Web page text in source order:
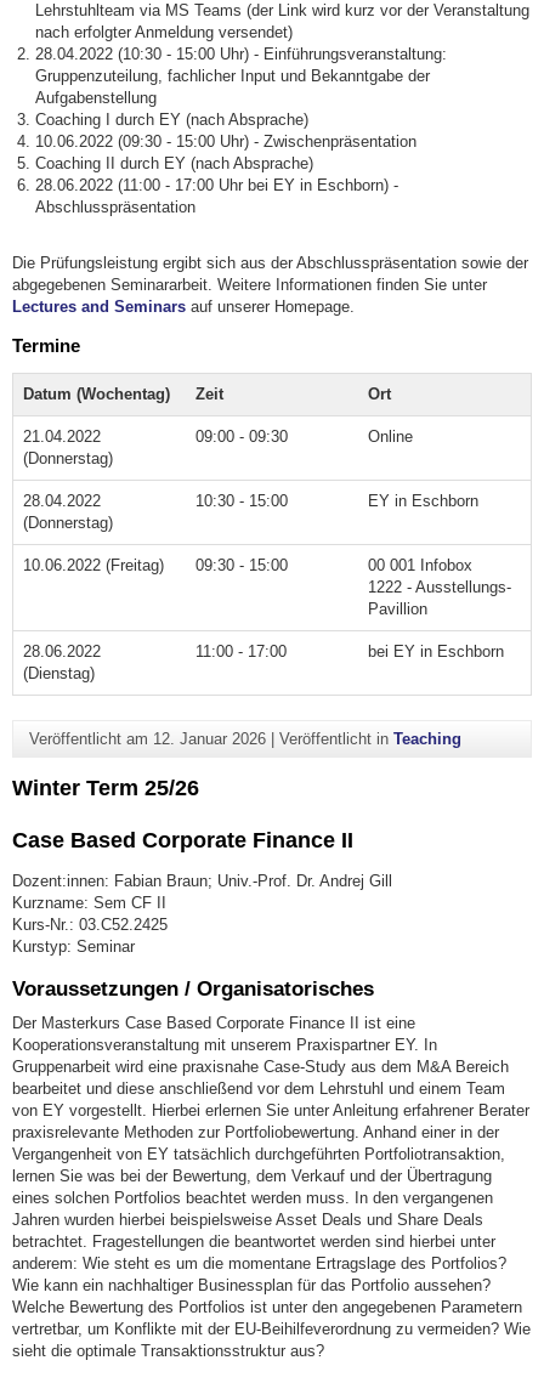
Lehrstuhlteam via MS Teams (der Link wird kurz vor der Veranstaltung
nach erfolgter Anmeldung versendet)
28.04.2022 (10:30 - 15:00 Uhr) - Einführungsveranstaltung:
Gruppenzuteilung, fachlicher Input und Bekanntgabe der
Aufgabenstellung
Coaching I durch EY (nach Absprache)
10.06.2022 (09:30 - 15:00 Uhr) - Zwischenpräsentation
Coaching II durch EY (nach Absprache)
28.06.2022 (11:00 - 17:00 Uhr bei EY in Eschborn) -
Abschlusspräsentation
Die Prüfungsleistung ergibt sich aus der Abschlusspräsentation sowie der
abgegebenen Seminararbeit. Weitere Informationen finden Sie unter
Lectures and Seminars auf unserer Homepage.
Termine
Datum (Wochentag) Zeit Ort
21.04.2022
(Donnerstag)
09:00 - 09:30 Online
28.04.2022
(Donnerstag)
10:30 - 15:00 EY in Eschborn
10.06.2022 (Freitag) 09:30 - 15:00
00 001 Infobox
1222 - Ausstellungs-
Pavillion
28.06.2022
(Dienstag)
11:00 - 17:00 bei EY in Eschborn
Veröffentlicht am 12. Januar 2026| Veröffentlicht in Teaching
Winter Term 25/26
Case Based Corporate Finance II
Dozent:innen: Fabian Braun; Univ.-Prof. Dr. Andrej Gill
Kurzname: Sem CF II
Kurs-Nr.: 03.C52.2425
Kurstyp: Seminar
Voraussetzungen / Organisatorisches
Der Masterkurs Case Based Corporate Finance II ist eine
Kooperationsveranstaltung mit unserem Praxispartner EY. In
Gruppenarbeit wird eine praxisnahe Case-Study aus dem M&A Bereich
bearbeitet und diese anschließend vor dem Lehrstuhl und einem Team
von EY vorgestellt. Hierbei erlernen Sie unter Anleitung erfahrener Berater
praxisrelevante Methoden zur Portfoliobewertung. Anhand einer in der
Vergangenheit von EY tatsächlich durchgeführten Portfoliotransaktion,
lernen Sie was bei der Bewertung, dem Verkauf und der Übertragung
eines solchen Portfolios beachtet werden muss. In den vergangenen
Jahren wurden hierbei beispielsweise Asset Deals und Share Deals
betrachtet. Fragestellungen die beantwortet werden sind hierbei unter
anderem: Wie steht es um die momentane Ertragslage des Portfolios?
Wie kann ein nachhaltiger Businessplan für das Portfolio aussehen?
Welche Bewertung des Portfolios ist unter den angegebenen Parametern
vertretbar, um Konflikte mit der EU-Beihilfeverordnung zu vermeiden? Wie
sieht die optimale Transaktionsstruktur aus?